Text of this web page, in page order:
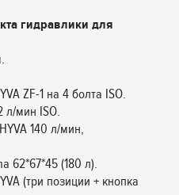
гидравлики для
ZF-1 на 4 болта ISO.
л/мин ISO.
140 л/мин,
62*67*45 (180 л).
(три позиции + кнопка